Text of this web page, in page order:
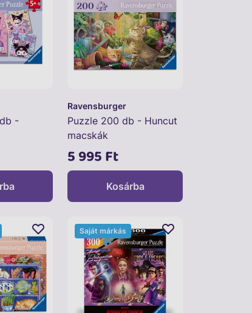
-
Ravensburger
Puzzle 200 db - Huncut
macskák
5 995 Ft
Kosárba
Saját márkás